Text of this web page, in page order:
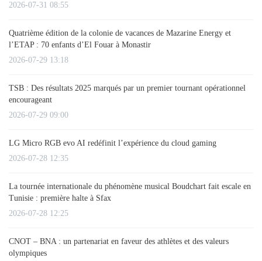
2026-07-31 08:55
Quatrième édition de la colonie de vacances de Mazarine Energy et
l’ETAP : 70 enfants d’El Fouar à Monastir
2026-07-29 13:18
TSB : Des résultats 2025 marqués par un premier tournant opérationnel
encourageant
2026-07-29 09:00
LG Micro RGB evo AI redéfinit l’expérience du cloud gaming
2026-07-28 12:35
La tournée internationale du phénomène musical Boudchart fait escale en
Tunisie : première halte à Sfax
2026-07-28 12:25
CNOT – BNA : un partenariat en faveur des athlètes et des valeurs
olympiques